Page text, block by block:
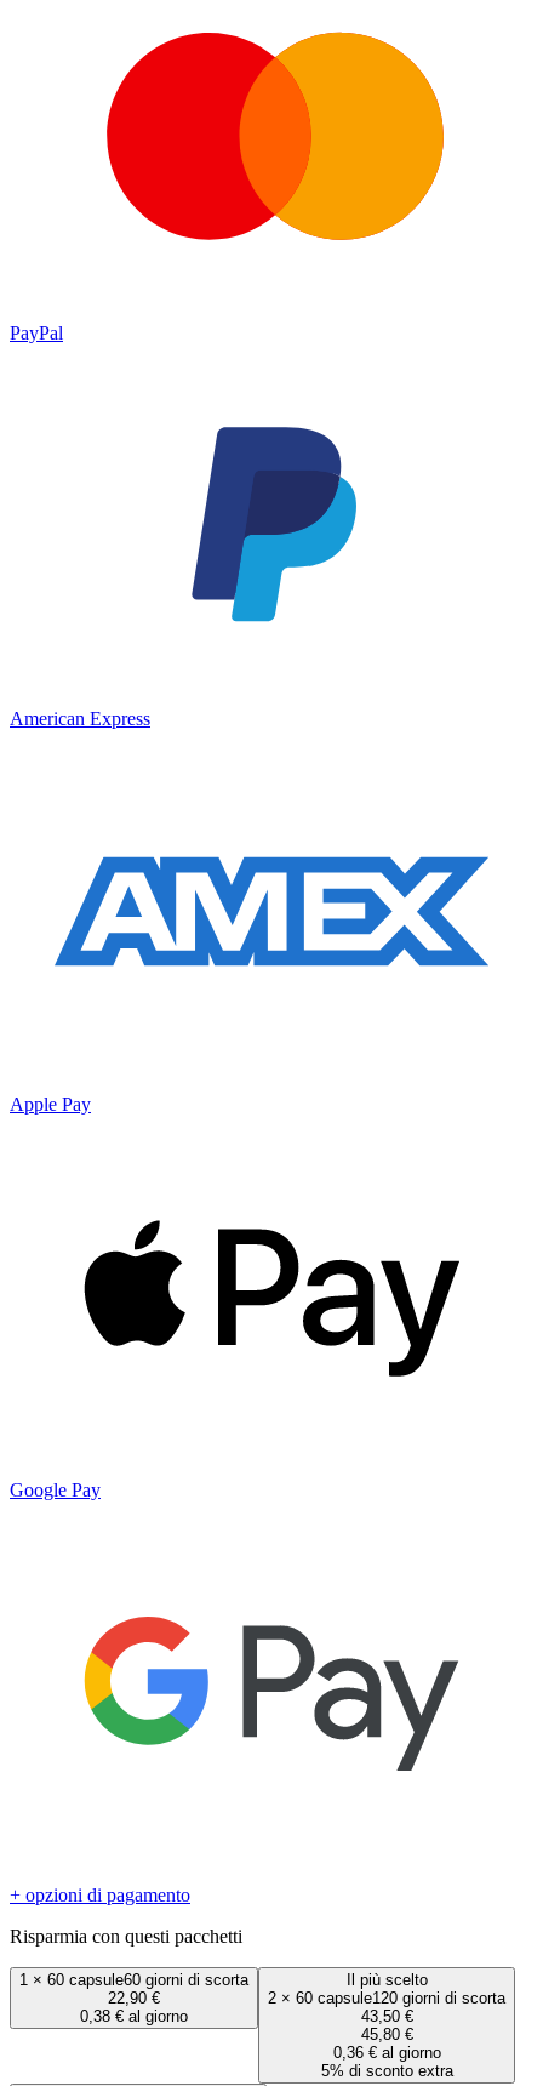
PayPal
American Express
Apple Pay
Google Pay
+ opzioni di pagamento
Risparmia con questi pacchetti
1 × 60 capsule60 giorni di scorta
22,90 €
0,38 € al giorno
Il più scelto
2 × 60 capsule120 giorni di scorta
43,50 €
45,80 €
0,36 € al giorno
5% di sconto extra